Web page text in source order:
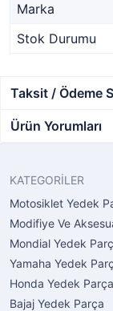
Marka
Stok Durumu
Taksit / Ödeme
Ürün Yorumları
KATEGORİLER
Motosiklet Yedek
Modifiye Ve
Mondial Yedek
Yamaha Yedek
Honda Yedek Parça
Bajaj Yedek Parça